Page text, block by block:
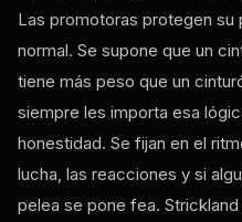
Las promotoras protegen
normal. Se supone que un
tiene más peso que un
siempre les importa esa
honestidad. Se fijan en el
lucha, las reacciones y si
pelea se pone fea.